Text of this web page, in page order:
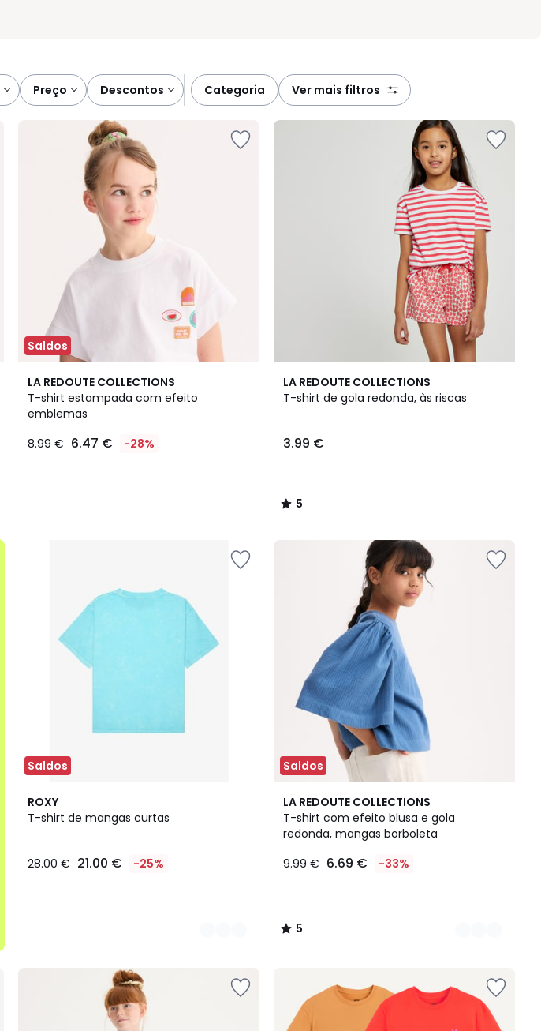
preço descontos categoria ver mais filtros
Saldos
LA REDOUTE COLLECTIONS
T-shirt estampada com efeito
emblemas
8.99 € 6.47 € -28%
LA REDOUTE COLLECTIONS
T-shirt de gola redonda, às riscas
3.99 €
5
/
5
/
Saldos
ROXY
T-shirt de mangas curtas
28.00 € 21.00 € -25%
2
Cores
Saldos
LA REDOUTE COLLECTIONS
T-shirt com efeito blusa e gola
redonda, mangas borboleta
9.99 € 6.69 € -33%
5
/
5
2
Cores
5
/